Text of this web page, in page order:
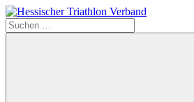
Zum
Inhalt
springen
Hessischer
Suchen
nach: